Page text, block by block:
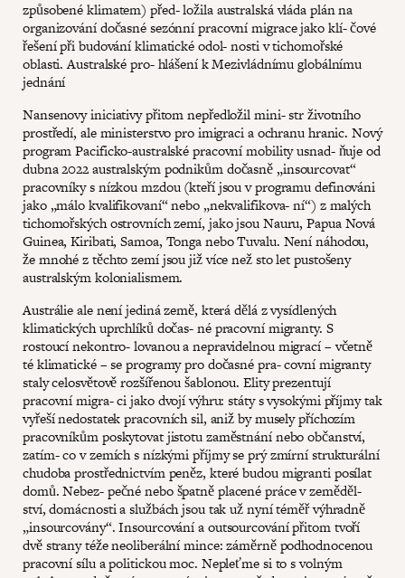
způsobené klimatem) před- ložila australská vláda plán na
organizování dočasné sezónní pracovní migrace jako klí- čové
řešení při budování klimatické odol- nosti v tichomořské
oblasti. Australské pro- hlášení k Mezivládnímu globálnímu
jednání
Nansenovy iniciativy přitom nepředložil mini- str životního
prostředí, ale ministerstvo pro imigraci a ochranu hranic. Nový
program Pacificko-australské pracovní mobility usnad- ňuje od
dubna 2022 australským podnikům dočasně „insourcovat“
pracovníky s nízkou mzdou (kteří jsou v programu definováni
jako „málo kvalifikovaní“ nebo „nekvalifikova- ní“) z malých
tichomořských ostrovních zemí, jako jsou Nauru, Papua Nová
Guinea, Kiribati, Samoa, Tonga nebo Tuvalu. Není náhodou,
že mnohé z těchto zemí jsou již více než sto let pustošeny
australským kolonialismem.
Austrálie ale není jediná země, která dělá z vysídlených
klimatických uprchlíků dočas- né pracovní migranty. S
rostoucí nekontro- lovanou a nepravidelnou migrací – včetně
té klimatické – se programy pro dočasné pra- covní migranty
staly celosvětově rozšířenou šablonou. Elity prezentují
pracovní migra- ci jako dvojí výhru: státy s vysokými příjmy tak
vyřeší nedostatek pracovních sil, aniž by musely příchozím
pracovníkům poskytovat jistotu zaměstnání nebo občanství,
zatím- co v zemích s nízkými příjmy se prý zmírní strukturální
chudoba prostřednictvím peněz, které budou migranti posílat
domů. Nebez- pečné nebo špatně placené práce v zeměděl-
ství, domácnosti a službách jsou tak už nyní téměř výhradně
„insourcovány“. Insourcování a outsourcování přitom tvoří
dvě strany téže neoliberální mince: záměrně podhodnocenou
pracovní sílu a politickou moc. Nepleťme si to s volným